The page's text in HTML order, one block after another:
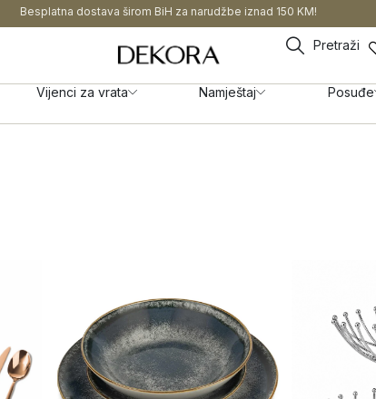
Besplatna dostava širom BiH za narudžbe iznad 150 KM!
Pretraži
Vijenci za vrata Namještaj Posuđe